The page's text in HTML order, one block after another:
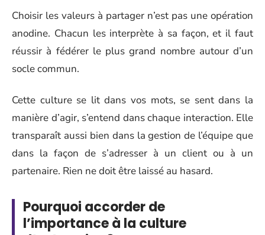
Choisir les valeurs à partager n’est pas une opération
anodine. Chacun les interprète à sa façon, et il faut
réussir à fédérer le plus grand nombre autour d’un
socle commun.
Cette culture se lit dans vos mots, se sent dans la
manière d’agir, s’entend dans chaque interaction. Elle
transparaît aussi bien dans la gestion de l’équipe que
dans la façon de s’adresser à un client ou à un
partenaire. Rien ne doit être laissé au hasard.
Pourquoi accorder de
l’importance à la culture